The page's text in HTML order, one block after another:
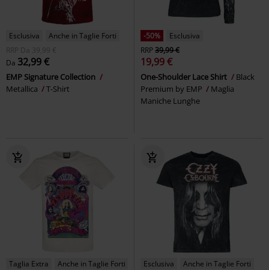
Esclusiva
Anche in Taglie Forti
RRP
Da
39,99 €
Da 32,99 €
EMP Signature Collection
Metallica
T-Shirt
-50%
Esclusiva
RRP39,99 €
19,99 €
One-Shoulder Lace Shirt
Black
Premium by EMP
Maglia
Maniche Lunghe
Taglia Extra
Anche in Taglie Forti
Esclusiva Anche in Taglie Forti